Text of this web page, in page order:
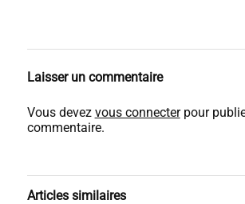
Laisser un commentaire
Vous devez vous connecterpour
commentaire.
Articles similaires